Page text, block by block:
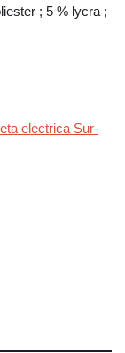
; 5 % lycra ;
electrica Sur-